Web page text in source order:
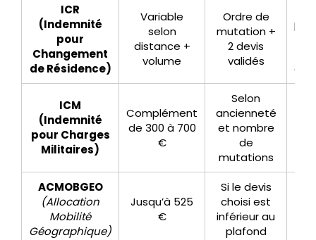
ICR
(Indemnité
pour
Changement
de Résidence)
Variable
selon
distance +
volume
Ordre de
mutation +
2 devis
validés
ICM
(Indemnité
pour Charges
Militaires)
Complément
de 300 à 700
€
Selon
ancienneté
et nombre
de
mutations
ACMOBGEO
(Allocation
Mobilité
Géographique)
Jusqu’à 525
€
Si le devis
choisi est
inférieur au
plafond